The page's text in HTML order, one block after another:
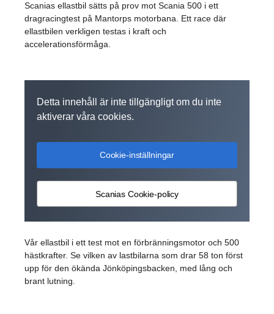
Scanias ellastbil sätts på prov mot Scania 500 i ett
dragracingtest på Mantorps motorbana. Ett race där
ellastbilen verkligen testas i kraft och
accelerationsförmåga.
Detta innehåll är inte tillgängligt om du inte
aktiverar våra cookies.
Cookie-inställningar
Scanias Cookie-policy
Vår ellastbil i ett test mot en förbränningsmotor och 500
hästkrafter. Se vilken av lastbilarna som drar 58 ton först
upp för den ökända Jönköpingsbacken, med lång och
brant lutning.